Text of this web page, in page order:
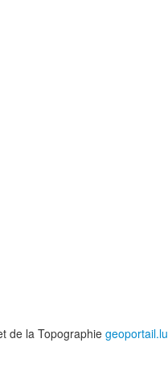
de la Topographiegeoportail.lu